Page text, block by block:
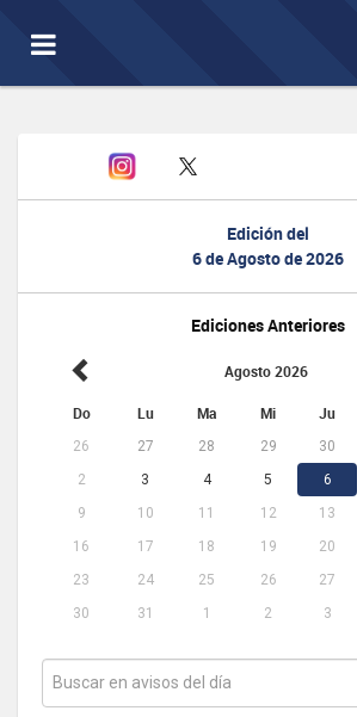
Toggle
navigation
Edición del
6 de Agosto de 2026
Ediciones Anteriores
Agosto 2026
Do Lu Ma Mi Ju
26 27 28 29 30
2
3 4 5 6
9
10 11 12 13
16
17 18 19 20
23
24 25 26 27
30
31 1 2 3